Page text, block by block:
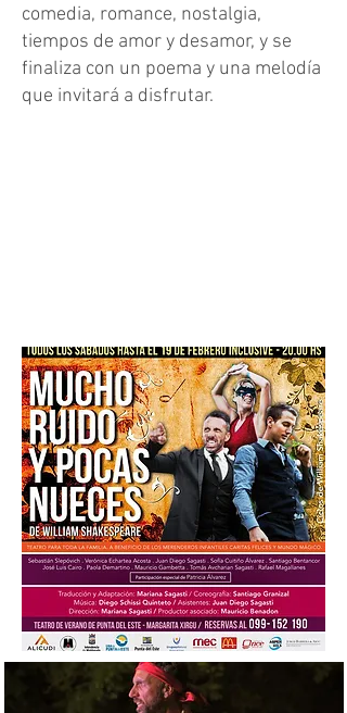
comedia, romance, nostalgia,
tiempos de amor y desamor, y se
finaliza con un poema y una melodía
que invitará a disfrutar.